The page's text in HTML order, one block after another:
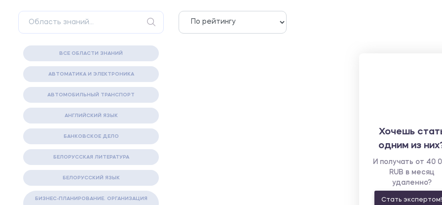
ВСЕ ОБЛАСТИ ЗНАНИЙ
АВТОМАТИКА И ЭЛЕКТРОНИКА
АВТОМОБИЛЬНЫЙ ТРАНСПОРТ
АНГЛИЙСКИЙ ЯЗЫК
БАНКОВСКОЕ ДЕЛО
БЕЛОРУССКАЯ ЛИТЕРАТУРА
БЕЛОРУССКИЙ ЯЗЫК
БИЗНЕС-ПЛАНИРОВАНИЕ. ОРГАНИЗАЦИЯ
Хочешь
одним из
И получать от 40
RUB в месяц
удаленно?
Стать экспертом!